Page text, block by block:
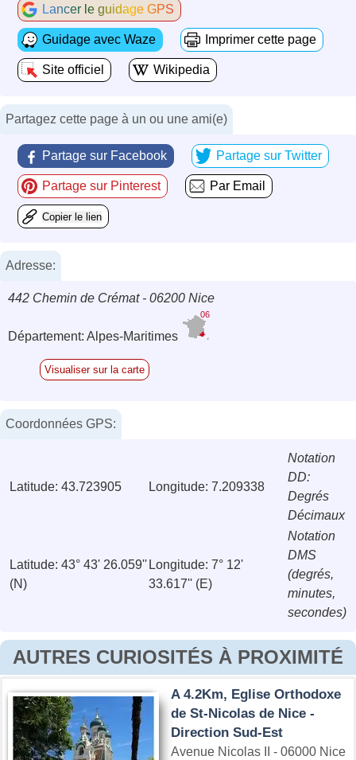
Lancer le guidage GPS
Guidage avec Waze Imprimer cette page
Site officiel Wikipedia
Partagez cette page à un ou une ami(e)
Partage sur Facebook Partage sur Twitter
Partage sur Pinterest Par Email
Copier le lien
Adresse:
442 Chemin de Crémat - 06200 Nice
Département: Alpes-Maritimes
06
Visualiser sur la carte
Coordonnées GPS:
Latitude: 43.723905 Longitude: 7.209338
Notation
DD:
Degrés
Décimaux
Latitude: 43° 43' 26.059''
(N)
Longitude: 7° 12'
33.617'' (E)
Notation
DMS
(degrés,
minutes,
secondes)
AUTRES CURIOSITÉS À PROXIMITÉ
A 4.2Km, Eglise Orthodoxe
de St-Nicolas de Nice -
Direction Sud-Est
Avenue Nicolas II - 06000 Nice